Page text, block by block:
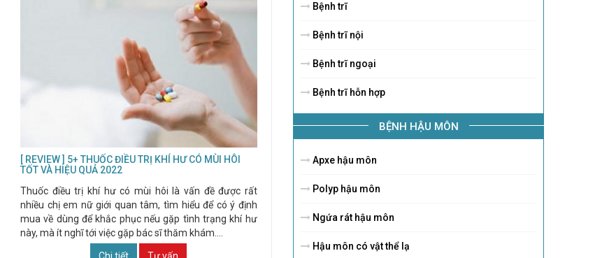
[ REVIEW ] 5+ THUỐC ĐIỀU TRỊ KHÍ HƯ CÓ MÙI HÔI
TỐT VÀ HIỆU QUẢ 2022
Thuốc điều trị khí hư có mùi hôi là vấn đề được rất
nhiều chị em nữ giới quan tâm, tìm hiểu để có ý định
mua về dùng để khắc phục nếu gặp tình trạng khí hư
này, mà ít nghĩ tới việc gặp bác sĩ thăm khám....
Chi tiết Tư vấn
Bệnh trĩ
Bệnh trĩ nội
Bệnh trĩ ngoại
Bệnh trĩ hỗn hợp
BỆNH HẬU MÔN
Apxe hậu môn
Polyp hậu môn
Ngứa rát hậu môn
Hậu môn có vật thể lạ